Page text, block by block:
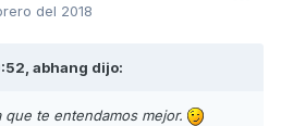
del 2018
abhang dijo:
te entendamos mejor.